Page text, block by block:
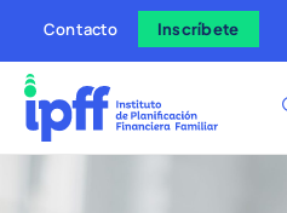
Contacto Inscríbete